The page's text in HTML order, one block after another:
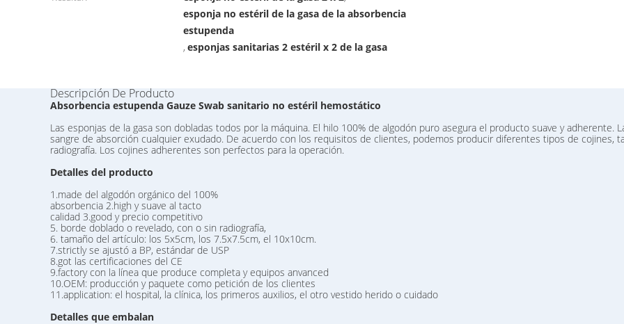
esponja no estéril de la gasa de la absorbencia
estupenda
,esponjas sanitarias 2 estéril x 2 de la gasa
Descripción De Producto
Absorbencia estupenda Gauze Swab sanitario no estéril hemostático
Las esponjas de la gasa son dobladas todos por la máquina. El hilo 100% de algodón puro asegura el producto suave y
sangre de absorción cualquier exudado. De acuerdo con los requisitos de clientes, podemos producir diferentes tipos de cojines,
radiografía. Los cojines adherentes son perfectos para la operación.
Detalles del producto
1.made del algodón orgánico del 100%
absorbencia 2.high y suave al tacto
calidad 3.good y precio competitivo
5. borde doblado o revelado, con o sin radiografía,
6. tamaño del artículo: los 5x5cm, los 7.5x7.5cm, el 10x10cm.
7.strictly se ajustó a BP, estándar de USP
8.got las certificaciones del CE
9.factory con la línea que produce completa y equipos anvanced
10.OEM: producción y paquete como petición de los clientes
11.application: el hospital, la clínica, los primeros auxilios, el otro vestido herido o cuidado
Detalles que embalan